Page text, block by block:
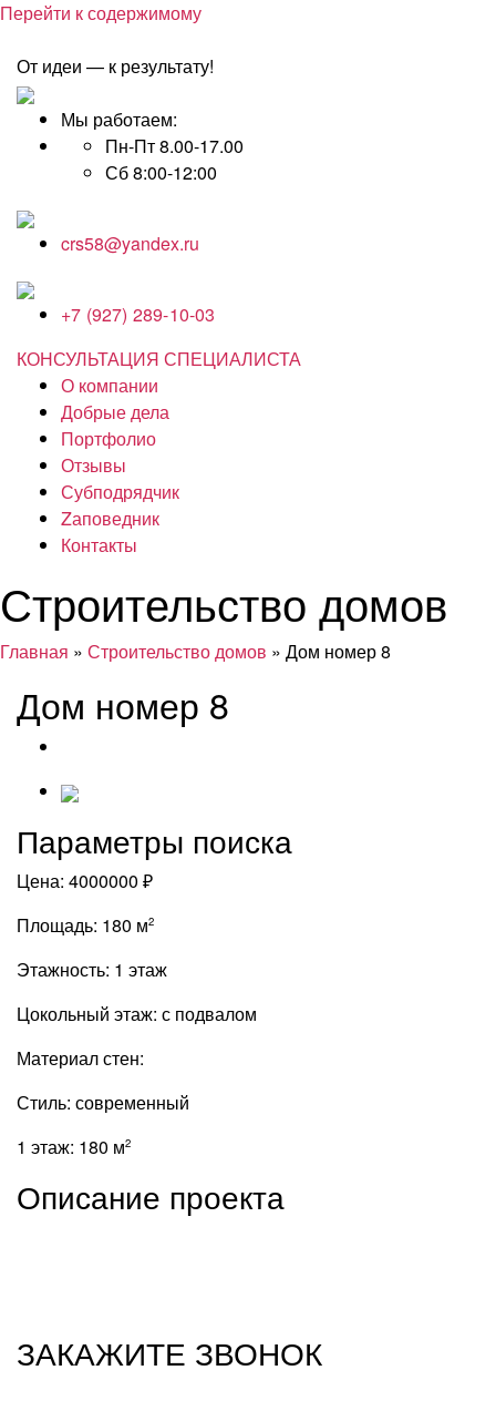
Перейти к содержимому
От идеи — к результату!
Мы работаем:
Пн-Пт 8.00-17.00
Сб 8:00-12:00
crs58@yandex.ru
+7 (927) 289-10-03
КОНСУЛЬТАЦИЯ СПЕЦИАЛИСТА
О компании
Добрые дела
Портфолио
Отзывы
Субподрядчик
Zаповедник
Контакты
Строительство домов
Главная » Строительство домов » Дом номер 8
Дом номер 8
Параметры поиска
Цена: 4000000 ₽
Площадь: 180 м2
Этажность: 1 этаж
Цокольный этаж: с подвалом
Материал стен:
Стиль: современный
1 этаж: 180 м2
Описание проекта
ЗАКАЖИТЕ ЗВОНОК